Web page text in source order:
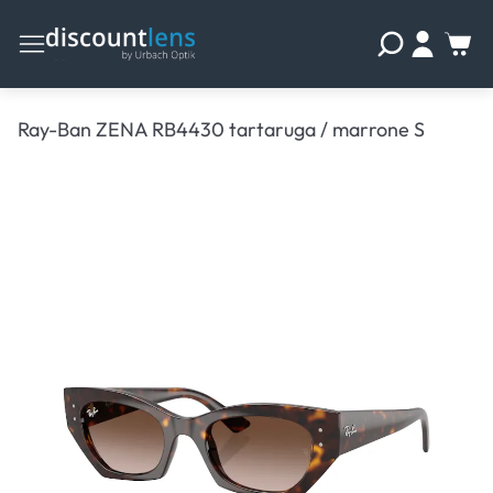
Ray-Ban ZENA RB4430 tartaruga / marrone S